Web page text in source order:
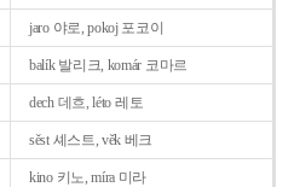
jaro 야로, pokoj 포코이
balík 발리크, komár 코마르
dech 데흐, léto 레토
sěst 셰스트, věk 베크
kino 키노, míra 미라